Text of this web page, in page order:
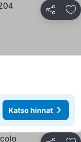
Jaa
Katso hinnat